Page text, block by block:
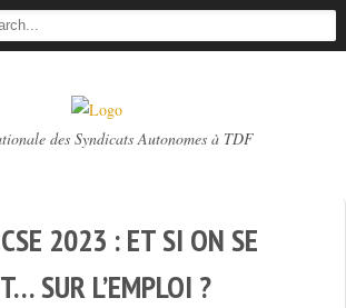
des Syndicats Autonomes à TDF
2023 : ET SI ON SE
SUR L’EMPLOI ?